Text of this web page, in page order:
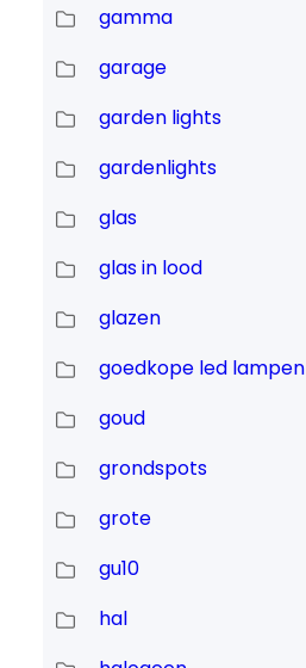
gamma
garage
garden lights
gardenlights
glas
glas in lood
glazen
goedkope led lampen
goud
grondspots
grote
gu10
hal